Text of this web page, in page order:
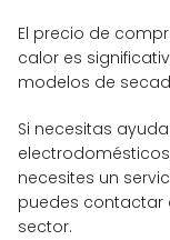
El precio de
calor es
modelos de
Si necesitas
necesites un
puedes contactar
sector.